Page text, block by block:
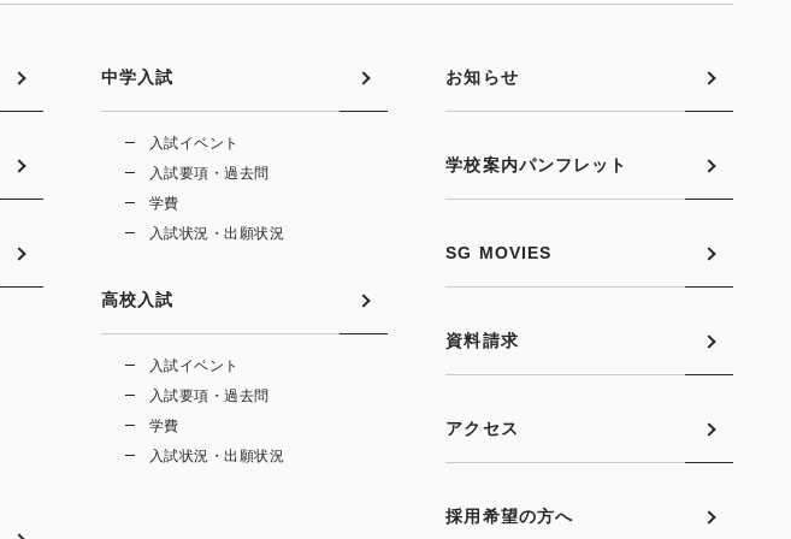
中学入試
入試イベント
入試要項・過去問
学費
入試状況・出願状況
高校入試
入試イベント
入試要項・過去問
学費
入試状況・出願状況
お知らせ
学校案内パンフレット
SG MOVIES
資料請求
アクセス
採用希望の方へ